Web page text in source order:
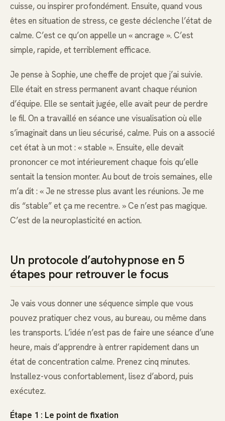
cuisse, ou inspirer profondément. Ensuite, quand vous
êtes en situation de stress, ce geste déclenche l’état de
calme. C’est ce qu’on appelle un « ancrage ». C’est
simple, rapide, et terriblement efficace.
Je pense à Sophie, une cheffe de projet que j’ai suivie.
Elle était en stress permanent avant chaque réunion
d’équipe. Elle se sentait jugée, elle avait peur de perdre
le fil. On a travaillé en séance une visualisation où elle
s’imaginait dans un lieu sécurisé, calme. Puis on a associé
cet état à un mot : « stable ». Ensuite, elle devait
prononcer ce mot intérieurement chaque fois qu’elle
sentait la tension monter. Au bout de trois semaines, elle
m’a dit : « Je ne stresse plus avant les réunions. Je me
dis “stable” et ça me recentre. » Ce n’est pas magique.
C’est de la neuroplasticité en action.
Un protocole d’autohypnose en 5
étapes pour retrouver le focus
Je vais vous donner une séquence simple que vous
pouvez pratiquer chez vous, au bureau, ou même dans
les transports. L’idée n’est pas de faire une séance d’une
heure, mais d’apprendre à entrer rapidement dans un
état de concentration calme. Prenez cinq minutes.
Installez-vous confortablement, lisez d’abord, puis
exécutez.
Étape 1 : Le point de fixation